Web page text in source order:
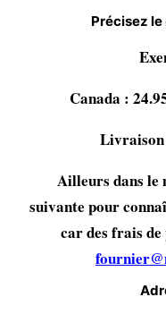
Précisez
Canada :
Ailleurs dans le
suivante pour
car des frais de